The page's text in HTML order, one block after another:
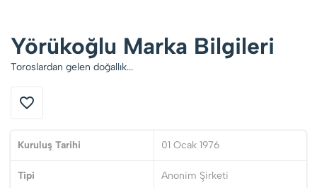
Yörükoğlu Marka Bilgileri
Toroslardan gelen doğallık...
Kuruluş Tarihi 01 Ocak 1976
Tipi Anonim Şirketi